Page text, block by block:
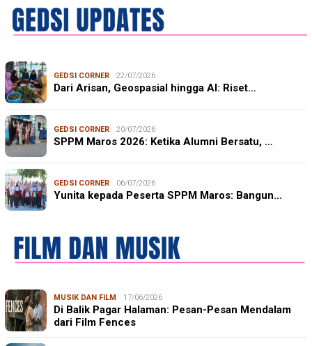
GEDSI CORNER 22/07/2026
Dari Arisan, Geospasial hingga AI: Riset…
GEDSI CORNER 20/07/2026
SPPM Maros 2026: Ketika Alumni Bersatu, …
GEDSI CORNER 06/07/2026
Yunita kepada Peserta SPPM Maros: Bangun…
MUSIK DAN FILM 17/06/2026
Di Balik Pagar Halaman: Pesan-Pesan Mendalam
dari Film Fences